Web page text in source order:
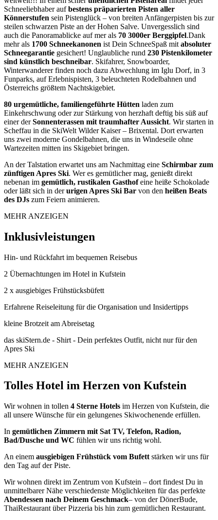
Schneeliebhaber aufbestens präparierten Pisten aller
Könnerstufen sein Pistenglück – von breiten Anfängerpisten bis zur
steilen schwarzen Piste an der Hohen Salve. Unvergesslich sind
auch die Panoramablicke auf mer als 70 3000er Berggipfel.Dank
mehr als 1700 Schneekanonen ist Dein SchneeSpaß mit absoluter
Schneegarantie gesichert! Unglaubliche rund 230 Pistenkilometer
sind künstlich beschneibar. Skifahrer, Snowboarder,
Winterwanderer finden noch dazu Abwechlung im Iglu Dorf, in 3
Funparks, auf Erlebnispisten, 3 beleuchteten Rodelbahnen und
Österreichs größtem Nachtskigebiet.
80 urgemütliche, familiengeführte Hütten laden zum
Einkehrschwung oder zur Stärkung von herzhaft deftig bis süß auf
einer derSonnenterassen mit traumhafter Aussicht. Wir starten in
Scheffau in die SkiWelt Wilder Kaiser – Brixental. Dort erwarten
uns zwei moderne Gondelbahnen, die uns in Windeseile ohne
Wartezeiten mitten ins Skigebiet bringen.
An der Talstation erwartet uns am Nachmittag eine Schirmbar zum
zünftigen Apres Ski. Wer es gemütlicher mag, genießt direkt
nebenan im gemütlich, rustikalen Gasthofeine heiße Schokolade
oder läßt sich in derurigen Apres Ski Bar von den heißen Beats
des DJs zum Feiern animieren.
MEHR ANZEIGEN
Inklusivleistungen
Hin- und Rückfahrt im bequemen Reisebus
2 Übernachtungen im Hotel in Kufstein
2 x ausgiebiges Frühstücksbüfett
Erfahrene Reiseleitung für die Organisation und Insidertipps
kleine Brotzeit am Abreisetag
das skiStern.de - Shirt - Dein perfektes Outfit, nicht nur für den
Apres Ski
MEHR ANZEIGEN
Tolles Hotel im Herzen von Kufstein
Wir wohnen in tollen 4 Sterne Hotels im Herzen von Kufstein, die
all unsere Wünsche für ein gelungenes Skiwochenende erfüllen.
In gemütlichen Zimmern mit Sat TV, Telefon, Radion,
Bad/Dusche und WC fühlen wir uns richtig wohl.
An einem ausgiebigen Frühstück vom Bufett stärken wir uns für
den Tag auf der Piste.
Wir wohnen direkt im Zentrum von Kufstein – dort findest Du in
unmittelbarer Nähe verschiedenste Möglichkeiten für das perfekte
Abendessen nach Deinem Geschmack– von der DönerBude,
ThaiRestaurant über Pizzeria bis hin zum gemütlichen Restaurant.